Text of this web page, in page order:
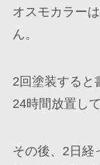
オスモカラー
ん。
2回塗装すると
24時間放置し
その後、2日経